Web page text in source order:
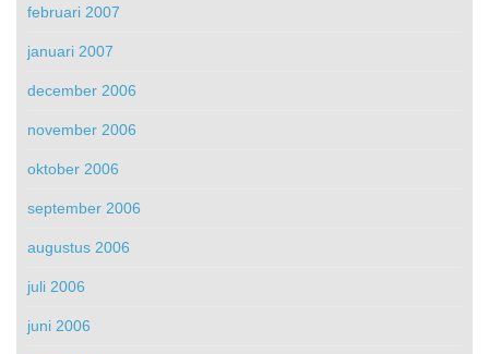
februari 2007
januari 2007
december 2006
november 2006
oktober 2006
september 2006
augustus 2006
juli 2006
juni 2006